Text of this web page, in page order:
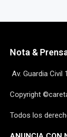
Nota &
Av. Guardia Civil
Copyright
Todos los